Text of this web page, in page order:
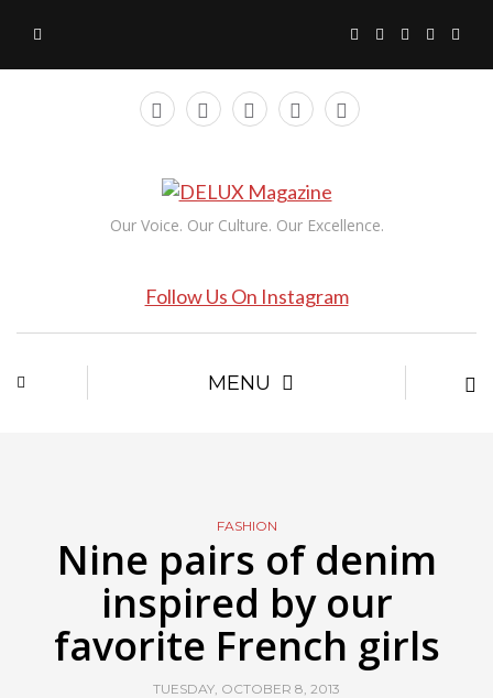
Our Voice. Our Culture. Our Excellence.
Follow Us On Instagram
MENU
FASHION
Nine pairs of denim
inspired by our
favorite French girls
TUESDAY, OCTOBER 8, 2013